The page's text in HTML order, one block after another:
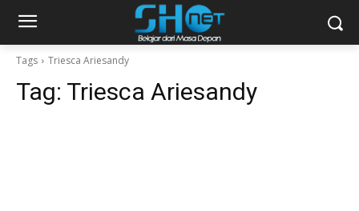
Tags Triesca Ariesandy
Tag: Triesca Ariesandy